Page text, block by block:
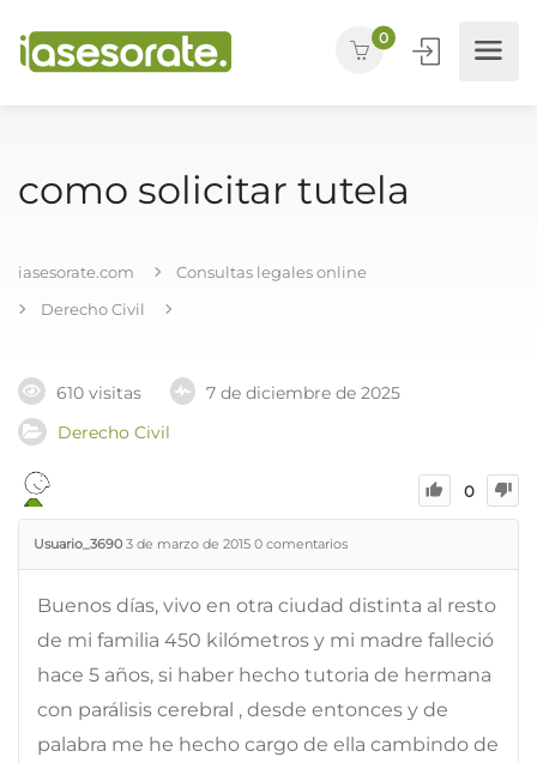
0
como solicitar tutela
iasesorate.com
Consultas legales online
Derecho Civil
610 visitas
7 de diciembre de 2025
Derecho Civil
0
Usuario_3690 3 de marzo de 2015 0 comentarios
Buenos días, vivo en otra ciudad distinta al resto
de mi familia 450 kilómetros y mi madre falleció
hace 5 años, si haber hecho tutoria de hermana
con parálisis cerebral , desde entonces y de
palabra me he hecho cargo de ella cambindo de